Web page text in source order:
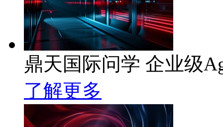
鼎天国际问学 企业级
了解更多